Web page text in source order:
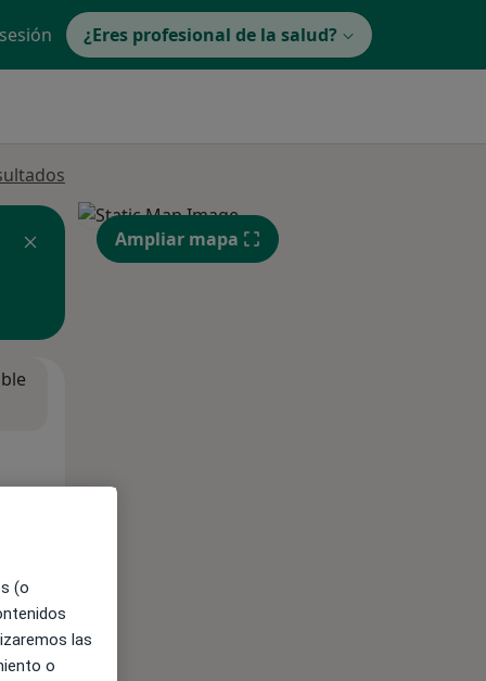
¿Eres profesional de la salud?
Ampliar mapa
(o
las
o